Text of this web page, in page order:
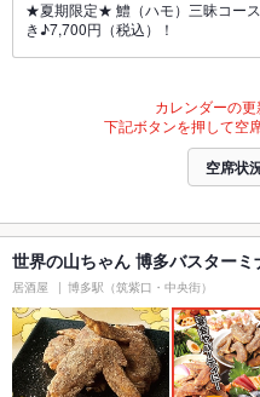
★夏期限定★ 鱧（ハモ）三昧コー
き♪7,700円（税込）！
カレンダーの更
下記ボタンを押して空
空席状
世界の山ちゃん 博多バスターミ
居酒屋 博多駅（筑紫口・中央街）